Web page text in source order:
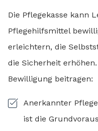
Die Pflegekasse kann
Pflegehilfsmittel
erleichtern, die
die Sicherheit
Bewilligung beitragen:
Anerkannter
ist die